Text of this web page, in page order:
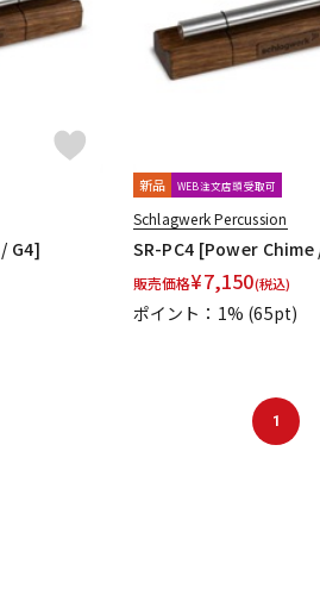
G4]
新品 WEB注文店頭受取可
Schlagwerk Percussion
SR-PC4 [Power Chime
販売価格¥7,150(税込)
ポイント：1% (65pt)
1